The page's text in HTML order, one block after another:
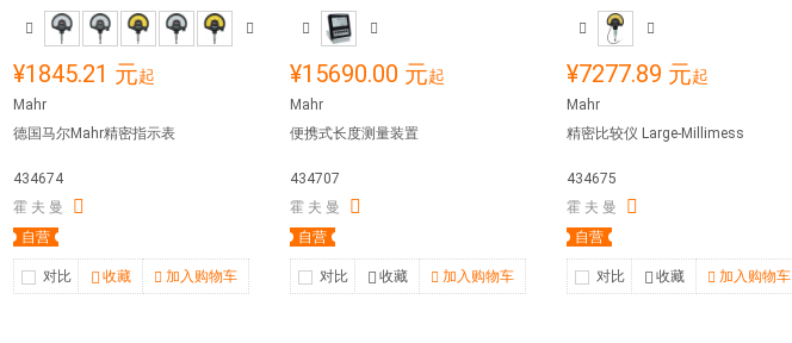
¥1845.21 元起
Mahr
德国马尔Mahr精密指示表
434674
霍 夫 曼
自营
对比 收藏 加入购物车
¥15690.00 元起
Mahr
便携式长度测量装置
434707
霍 夫 曼
自营
对比 收藏 加入购物车
¥7277.89 元起
Mahr
精密比较仪 Large-Millimess
434675
霍 夫 曼
自营
对比 收藏 加入购物车